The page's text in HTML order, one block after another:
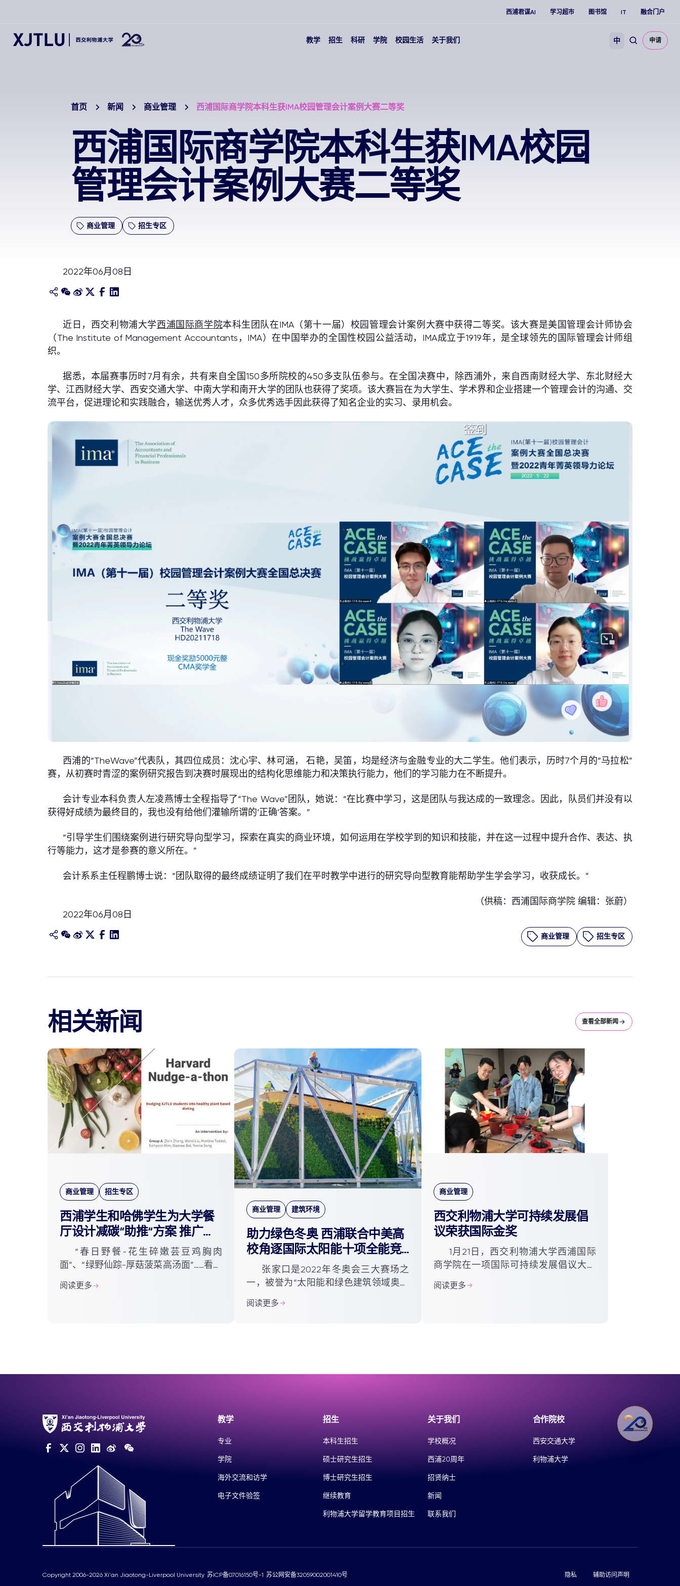
西浦君谋AI 学习超市 图书馆 IT 融合门户
教学 招生 科研 学院 校园生活 关于我们 中 申请
首页 新闻 商业管理 西浦国际商学院本科生获IMA校园管理会计案例大赛二等奖
西浦国际商学院本科生获IMA校园
管理会计案例大赛二等奖
商业管理 招生专区
2022年06月08日
近日，西交利物浦大学西浦国际商学院本科生团队在IMA（第十一届）校园管理会计案例大赛中获得二等奖。该大赛是美国管理会计师协会
（The Institute of Management Accountants，IMA）在中国举办的全国性校园公益活动，IMA成立于1919年，是全球领先的国际管理会计师组
织。
据悉，本届赛事历时7月有余，共有来自全国150多所院校的450多支队伍参与。在全国决赛中，除西浦外，来自西南财经大学、东北财经大
学、江西财经大学、西安交通大学、中南大学和南开大学的团队也获得了奖项。该大赛旨在为大学生、学术界和企业搭建一个管理会计的沟通、交
流平台，促进理论和实践融合，输送优秀人才，众多优秀选手因此获得了知名企业的实习、录用机会。
西浦的“TheWave”代表队，其四位成员：沈心宇、林可涵， 石艳，吴笛，均是经济与金融专业的大二学生。他们表示，历时7个月的“马拉松”
赛，从初赛时青涩的案例研究报告到决赛时展现出的结构化思维能力和决策执行能力，他们的学习能力在不断提升。
会计专业本科负责人左凌燕博士全程指导了“The Wave”团队，她说：“在比赛中学习，这是团队与我达成的一致理念。因此，队员们并没有以
获得好成绩为最终目的，我也没有给他们灌输所谓的‘正确’答案。”
“引导学生们围绕案例进行研究导向型学习，探索在真实的商业环境，如何运用在学校学到的知识和技能，并在这一过程中提升合作、表达、执
行等能力，这才是参赛的意义所在。”
会计系系主任程鹏博士说：“团队取得的最终成绩证明了我们在平时教学中进行的研究导向型教育能帮助学生学会学习，收获成长。”
（供稿：西浦国际商学院 编辑：张蔚）
2022年06月08日
商业管理 招生专区
相关新闻 查看全部新闻
商业管理 招生专区
西浦学生和哈佛学生为大学餐
厅设计减碳“助推“方案 推广可
持续健康饮食
“春日野餐-花生碎嫩芸豆鸡胸肉
面”、“绿野仙踪-厚菇菠菜高汤面”……看到
一下？餐厅的肉食区灯光偏冷色调，素
阅读更多
商业管理 建筑环境
助力绿色冬奥 西浦联合中美高
校角逐国际太阳能十项全能竞
张家口是2022年冬奥会三大赛场之
一，被誉为“太阳能和绿色建筑领域奥运
举行。冬奥会期间，由第三届中国国际
阅读更多
商业管理
西交利物浦大学可持续发展倡
议荣获国际金奖
1月21日，西交利物浦大学西浦国际
商学院在一项国际可持续发展倡议大赛
国企业和相关主要国际组织的领导者担
阅读更多
教学
专业
学院
海外交流和访学
电子文件验签
招生
本科生招生
硕士研究生招生
博士研究生招生
继续教育
利物浦大学留学教育项目招生
关于我们
学校概况
西浦20周年
招贤纳士
新闻
联系我们
合作院校
西安交通大学
利物浦大学
Copyright 2006-2026 Xi'an Jiaotong-Liverpool University 苏ICP备07016150号-1 苏公网安备32059002001410号 隐私 辅助访问声明